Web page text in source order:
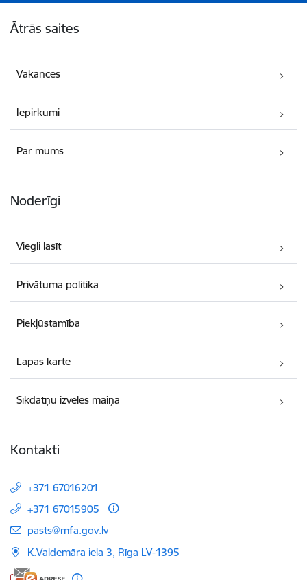
Ātrās saites
Vakances
Iepirkumi
Par mums
Noderīgi
Viegli lasīt
Privātuma politika
Piekļūstamība
Lapas karte
Sīkdatņu izvēles maiņa
Kontakti
+371 67016201
+371 67015905
E-pasts:
pasts@mfa.gov.lv
K.Valdemāra iela 3, Rīga LV-1395